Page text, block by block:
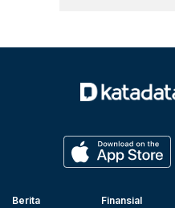
Berita
Finansial